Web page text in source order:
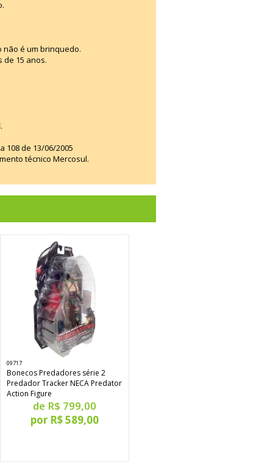
não é um brinquedo.
15 anos.
108 de 13/06/2005
técnico Mercosul.
09717
Bonecos Predadores série 2
Predador Tracker NECA Predator
Action Figure
de R$ 799,00
por R$ 589,00